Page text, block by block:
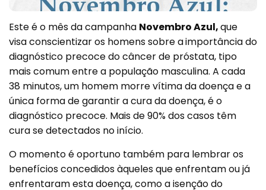
Este é o mês da campanha Novembro Azul,que
visa conscientizar os homens sobre aimportância do
diagnóstico precoce do câncer de próstata, tipo
mais comum entre a população masculina. A cada
38 minutos, um homem morre vítima da doença e a
única forma de garantir a cura da doença, é o
diagnóstico precoce. Mais de 90% dos casos têm
cura se detectados no início.
O momento é oportuno também para lembrar os
benefícios concedidos àqueles que enfrentam ou já
enfrentaram esta doença, como a isenção do